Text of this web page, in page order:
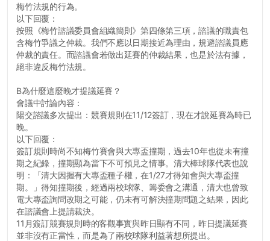
梅竹法規的行為。
以下回覆：
按照《梅竹諮議委員會組織簡則》第四條第三項，諮議的職責包
含梅竹爭議之仲裁。我們不應以日期接近為理由，規避諮議員應
仲裁的責任。而諮議會若做出延賽的仲裁結果，也是於法有據，
絕非違反梅竹法規。
B為什麼這麼晚才提議延賽？
會議中討論內容：
陽交諮議多次提出：競賽規則在11/12簽訂，現在才說延賽為時已
晚。
以下回覆：
簽訂規則時尚不知梅竹賽會與大專盃撞期，過去10年也從未有撞
期之紀錄，撞期顯為當下不可預見之情事。清大棒球隊代表也說
明：「清大因握有大專盃種子權，在1/27才得知會與大專盃撞
期。」得知撞期後，經過兩校球隊、籌委會之溝通，清大也曾致
電大專盃詢問改期之可能，仍未有可解決撞期問題之結果，因此
在諮議會上提請裁決。
11月簽訂競賽規則時的客觀事實與昨日顯有不同，昨日提議延賽
並非沒有正當性，而是為了兩校球隊利益著想所提出。